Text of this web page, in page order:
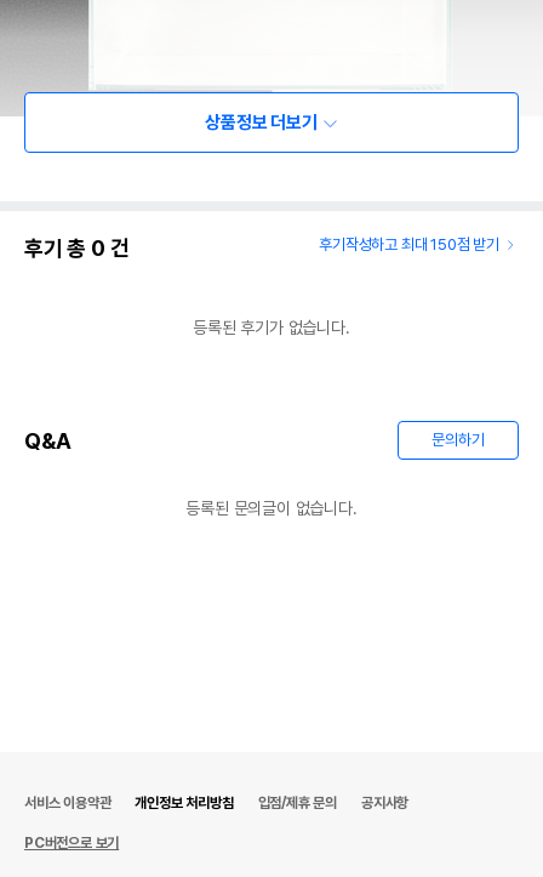
상품정보 더보기
후기 총 0 건 후기작성하고 최대 150점 받기
등록된 후기가 없습니다.
Q&A 문의하기
등록된 문의글이 없습니다.
서비스 이용약관 개인정보 처리방침 입점/제휴 문의 공지사항
PC버전으로 보기